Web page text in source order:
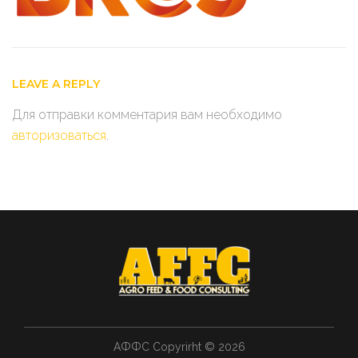
LEAVE A REPLY
Для отправки комментария вам необходимо
авторизоваться.
АФФС Copyrirht © 2026